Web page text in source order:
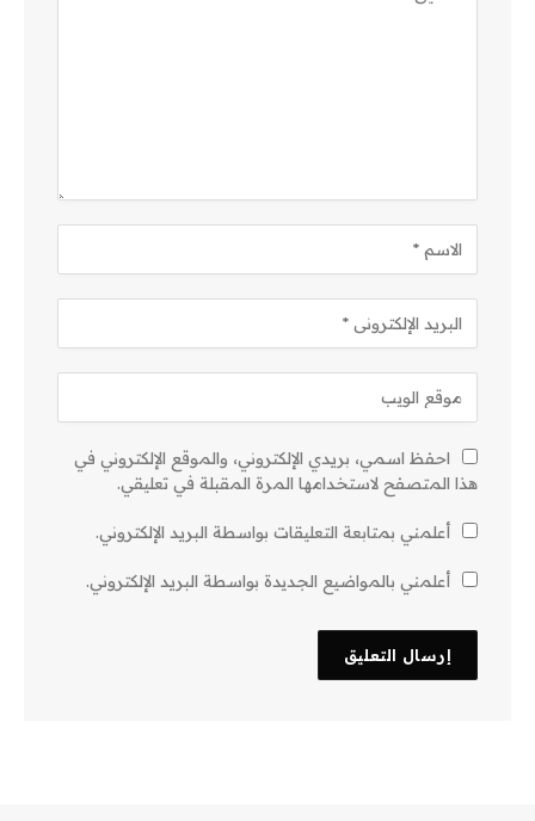
احفظ اسمي، بريدي الإلكتروني، والموقع الإلكتروني في
هذا المتصفح لاستخدامها المرة المقبلة في تعليقي.
أعلمني بمتابعة التعليقات بواسطة البريد الإلكتروني.
أعلمني بالمواضيع الجديدة بواسطة البريد الإلكتروني.